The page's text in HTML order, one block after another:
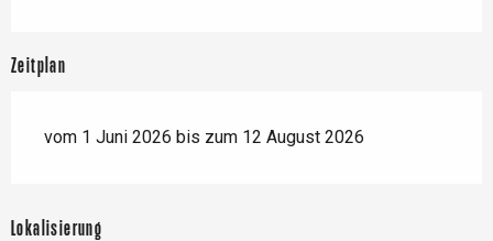
Zeitplan
vom 1 Juni 2026 bis zum 12 August 2026
Lokalisierung